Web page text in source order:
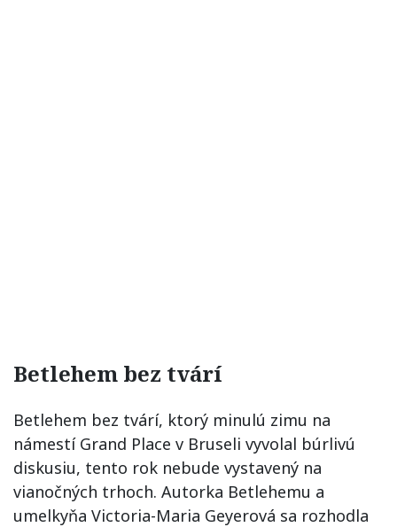
Betlehem bez tvárí
Betlehem bez tvárí, ktorý minulú zimu na
námestí Grand Place v Bruseli vyvolal búrlivú
diskusiu, tento rok nebude vystavený na
vianočných trhoch. Autorka Betlehemu a
umelkyňa Victoria-Maria Geyerová sa rozhodla